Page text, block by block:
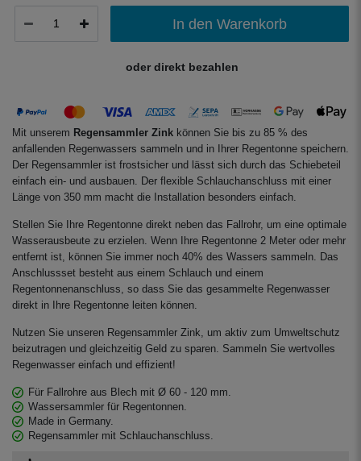
In den Warenkorb
oder direkt bezahlen
Mit unserem Regensammler Zink können Sie bis zu 85 % des
anfallenden Regenwassers sammeln und in Ihrer Regentonne speichern.
Der Regensammler ist frostsicher und lässt sich durch das Schiebeteil
einfach ein- und ausbauen. Der flexible Schlauchanschluss mit einer
Länge von 350 mm macht die Installation besonders einfach.
Stellen Sie Ihre Regentonne direkt neben das Fallrohr, um eine optimale
Wasserausbeute zu erzielen. Wenn Ihre Regentonne 2 Meter oder mehr
entfernt ist, können Sie immer noch 40% des Wassers sammeln. Das
Anschlussset besteht aus einem Schlauch und einem
Regentonnenanschluss, so dass Sie das gesammelte Regenwasser
direkt in Ihre Regentonne leiten können.
Nutzen Sie unseren Regensammler Zink, um aktiv zum Umweltschutz
beizutragen und gleichzeitig Geld zu sparen. Sammeln Sie wertvolles
Regenwasser einfach und effizient!
Für Fallrohre aus Blech mit Ø 60 - 120 mm.
Wassersammler für Regentonnen.
Made in Germany.
Regensammler mit Schlauchanschluss.